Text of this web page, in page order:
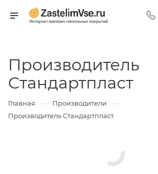
Производитель
Стандартпласт
Главная — Производители —
Производитель Стандартпласт